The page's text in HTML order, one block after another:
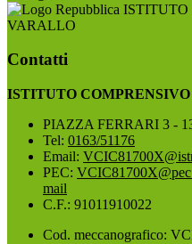
ISTITUTO
VARALLO
Contatti
ISTITUTO
PIAZZA FERRARI 3 -
Tel: 0163/51176
Email:
PEC:
mail
C.F.: 91011910022
Cod. meccanografico: